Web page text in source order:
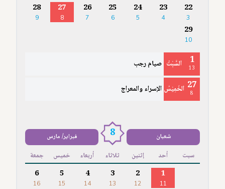
22
3
23
4
24
5
25
6
26
7
27
8
28
9
29
10
1
13 السَّبْتُ صيام رجب
27
8 الخَمِيْسُ الإسراء والمعراج
شعبان 8 فبراير/ مارس
سبت أحد إثنين ثلاثاء أربعاء خميس جمعة
1
11
2
12
3
13
4
14
5
15
6
16